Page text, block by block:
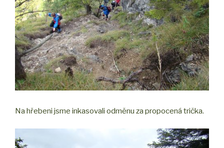
Na hřebeni jsme inkasovali odměnu za propocená trička.